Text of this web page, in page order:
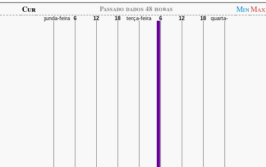
Cur
Passado dados 48 horas MinMax